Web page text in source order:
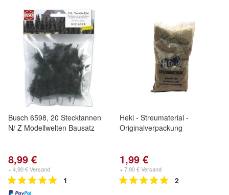
Busch 6598, 20 Stecktannen
N/ Z Modellwelten Bausatz
8,99 €
+ 4,90 € Versand
1
Heki - Streumaterial -
Originalverpackung
1,99 €
+ 7,90 € Versand
2